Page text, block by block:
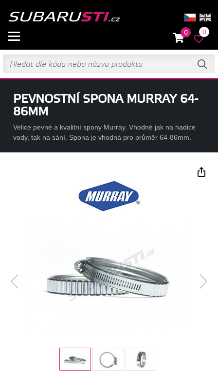
0 0
PEVNOSTNÍ SPONA MURRAY 64-
86MM
Velice pevné a kvalitní spony Murray. Vhodné jak na hadice
vody, tak na sání. Spona je vhodná pro průměr 64-86mm.